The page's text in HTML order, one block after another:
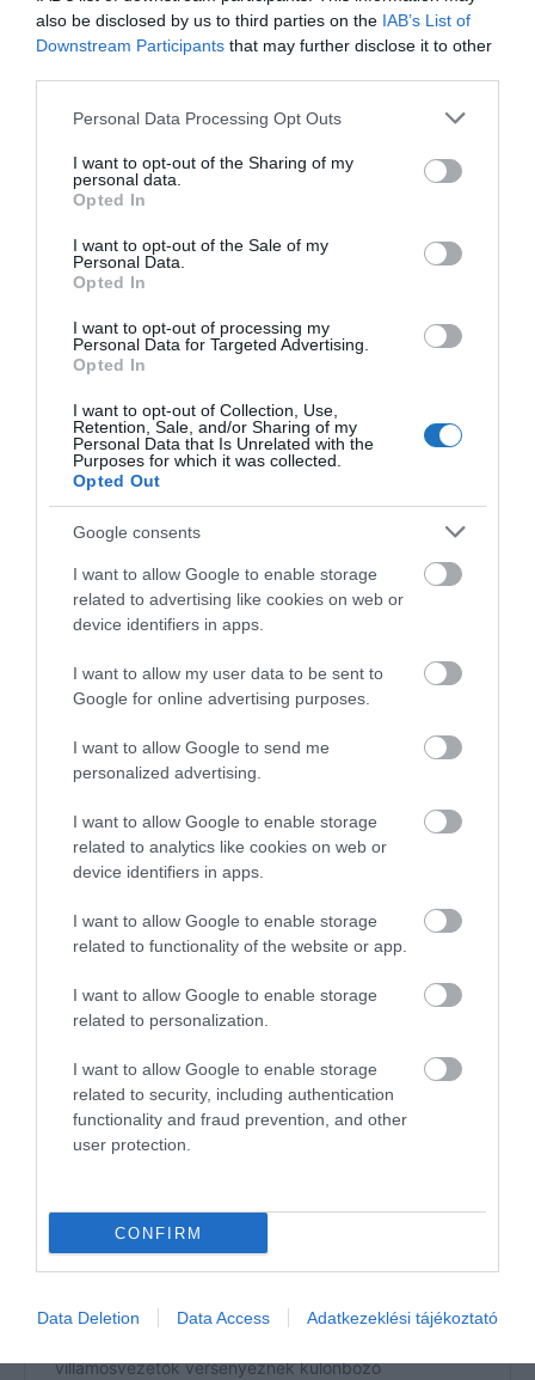
also be disclosed by us to third parties on the IAB’s List of
Downstream Participants that may further disclose it to other
Please note that this website/app uses one or more Google
not limited to your visit or usage behaviour. You may click to
grant or deny consent to Google and its third-party tags to
use your data for below specified purposes in below Google
consent section.
Personal Data Processing Opt Outs
I want to opt-out of the Sharing of my
personal data.
Opted In
I want to opt-out of the Sale of my
Personal Data.
Opted In
I want to opt-out of processing my
Personal Data for Targeted Advertising.
Opted In
I want to opt-out of Collection, Use,
Retention, Sale, and/or Sharing of my
Personal Data that Is Unrelated with the
Purposes for which it was collected.
Opted Out
Google consents
I want to allow Google to enable storage
related to advertising like cookies on web or
device identifiers in apps.
I want to allow my user data to be sent to
Google for online advertising purposes.
I want to allow Google to send me
personalized advertising.
I want to allow Google to enable storage
related to analytics like cookies on web or
device identifiers in apps.
I want to allow Google to enable storage
related to functionality of the website or app.
I want to allow Google to enable storage
related to personalization.
I want to allow Google to enable storage
related to security, including authentication
functionality and fraud prevention, and other
user protection.
CONFIRM
Data Deletion Data Access Adatkezeklési tájékoztató
hogy a város minden pontja a turizmus haszonélvezője
A konferencia maga is a fenntarthatóság jegyében
zajlott, az Osztrák Környezetvédelmi Védjegy
kritériumainak megfelelően ugyanis „Zöld
Meetingként” került megrendezésre, az előadások
szinkronban történő jeltolmácsolása pedig
biztosította az esélyegyenlőséget.
Bécs a nemzetközi turizmus
élvonalában
Bécs a pandémia utáni fellendülés egyik példaképe. A
szakemberek egyetértenek abban, hogy a város
nemcsak ellenálló, hanem innovatív megoldásaival
A Wien Tourismus ambiciózus tervei – beleértve a
világűr tematikáját és a városi infrastruktúra
fejlesztését – jól mutatják, hogy Bécs továbbra is a
jövő turizmusának egyik legizgalmasabb helyszíne
marad.
„Bécs a rugalmas és rezisztens város példaképe, amely
nemcsak a jelen kihívásaira, hanem a jövő lehetőségeire is
felkészült.”
– foglalta össze Peter Hanke